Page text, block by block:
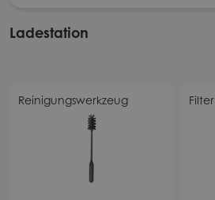
Ladestation
Reinigungswerkzeug Filter